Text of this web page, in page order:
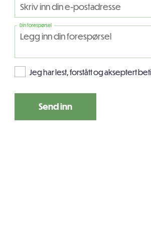
Din forespørsel
Jeg har lest, forstått og akseptert